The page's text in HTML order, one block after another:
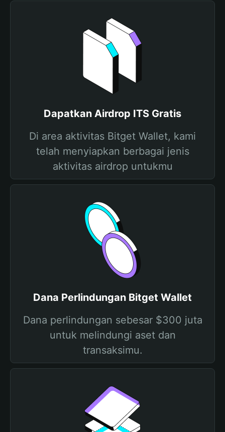
Dapatkan Airdrop ITS Gratis
Di area aktivitas Bitget Wallet, kami
telah menyiapkan berbagai jenis
aktivitas airdrop untukmu
Dana Perlindungan Bitget Wallet
Dana perlindungan sebesar $300 juta
untuk melindungi aset dan
transaksimu.